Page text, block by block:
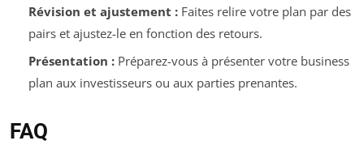
Révision et ajustement :Faites relire votre plan par des
pairs et ajustez-le en fonction des retours.
Présentation :Préparez-vous à présenter votre business
plan aux investisseurs ou aux parties prenantes.
FAQ